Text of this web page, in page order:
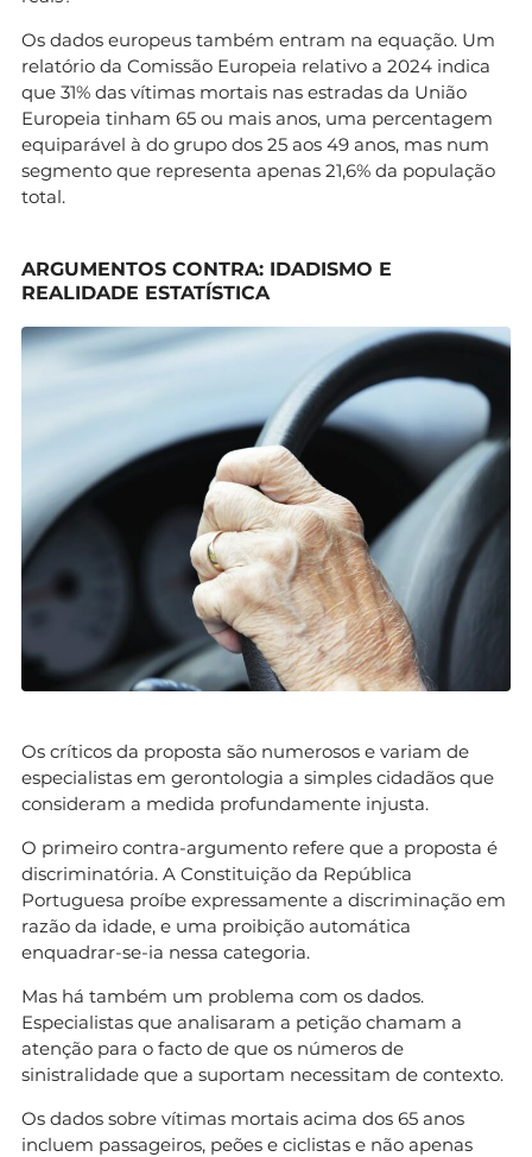
Os dados europeus também entram na equação. Um
relatório da Comissão Europeia relativo a 2024 indica
que 31% das vítimas mortais nas estradas da União
Europeia tinham 65 ou mais anos, uma percentagem
equiparável à do grupo dos 25 aos 49 anos, mas num
segmento que representa apenas 21,6% da população
total.
ARGUMENTOS CONTRA: IDADISMO E
REALIDADE ESTATÍSTICA
Os críticos da proposta são numerosos e variam de
especialistas em gerontologia a simples cidadãos que
consideram a medida profundamente injusta.
O primeiro contra-argumento refere que a proposta é
discriminatória. A Constituição da República
Portuguesa proíbe expressamente a discriminação em
razão da idade, e uma proibição automática
enquadrar-se-ia nessa categoria.
Mas há também um problema com os dados.
Especialistas que analisaram a petição chamam a
atenção para o facto de que os números de
sinistralidade que a suportam necessitam de contexto.
Os dados sobre vítimas mortais acima dos 65 anos
incluem passageiros, peões e ciclistas e não apenas